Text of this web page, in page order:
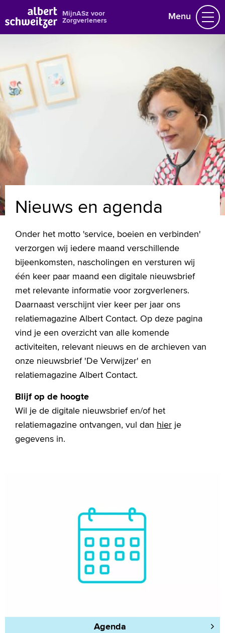
MijnASz voor
Zorgverleners Menu
Naar home asz.nl
Voorleesfunctie
Nieuws en agenda
Onder het motto 'service, boeien en verbinden'
verzorgen wij iedere maand verschillende
bijeenkomsten, nascholingen en versturen wij
één keer paar maand een digitale nieuwsbrief
met relevante informatie voor zorgverleners.
Daarnaast verschijnt vier keer per jaar ons
relatiemagazine Albert Contact. Op deze pagina
vind je een overzicht van alle komende
activiteiten, relevant nieuws en de archieven van
onze nieuwsbrief 'De Verwijzer' en
relatiemagazine Albert Contact.
Blijf op de hoogte
Wil je de digitale nieuwsbrief en/of het
relatiemagazine ontvangen, vul dan hier je
gegevens in.
Agenda